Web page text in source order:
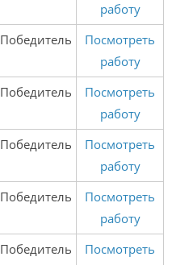
работу
Победитель
Посмотреть
работу
Победитель
Посмотреть
работу
Победитель
Посмотреть
работу
Победитель
Посмотреть
работу
Победитель
Посмотреть